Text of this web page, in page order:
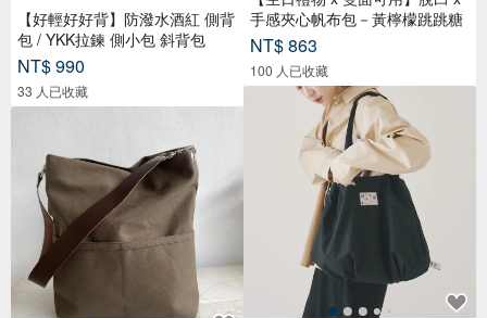
【好輕好好背】防潑水酒紅 側背
包 / YKK拉鍊 側小包 斜背包
NT$ 990
33 人已收藏
手感夾心帆布包－黃檸檬跳跳糖
NT$ 863
100 人已收藏